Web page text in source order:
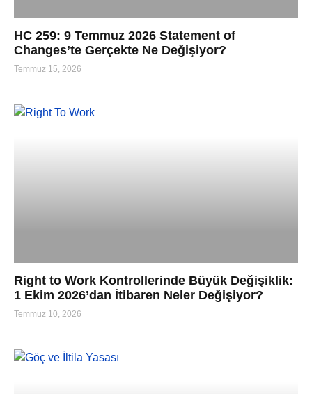
HC 259: 9 Temmuz 2026 Statement of
Changes’te Gerçekte Ne Değişiyor?
Temmuz 15, 2026
Right to Work Kontrollerinde Büyük Değişiklik:
1 Ekim 2026’dan İtibaren Neler Değişiyor?
Temmuz 10, 2026